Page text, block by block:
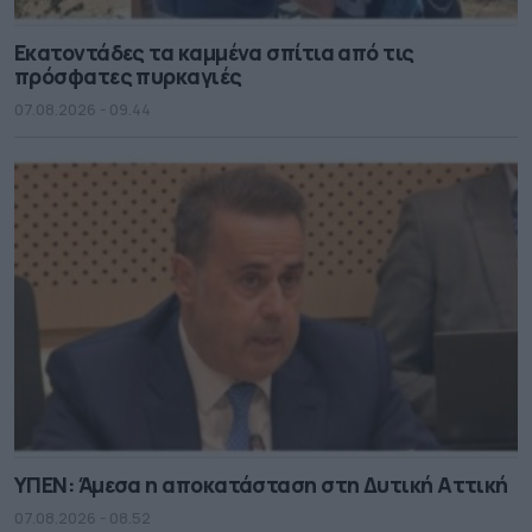
Εκατοντάδες τα καμμένα σπίτια από τις
πρόσφατες πυρκαγιές
07.08.2026 - 09.44
ΥΠΕΝ: Άμεσα η αποκατάσταση στη Δυτική Αττική
07.08.2026 - 08.52